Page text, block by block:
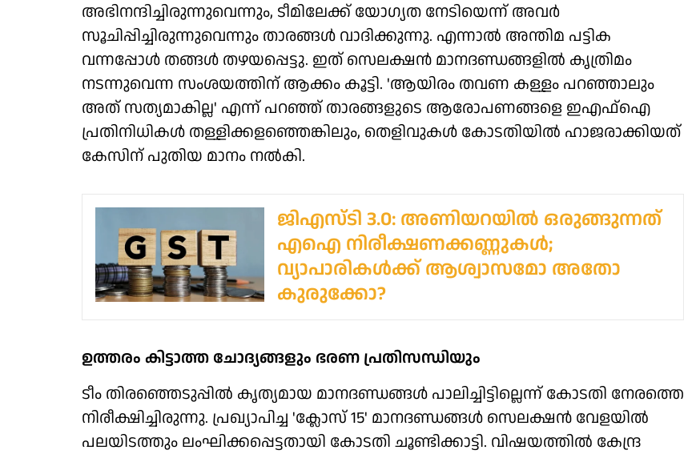
അഭിനന്ദിച്ചിരുന്നുവെന്നും, ടീമിലേക്ക് യോഗ്യത നേടിയെന്ന് അവര്‍
സൂചിപ്പിച്ചിരുന്നുവെന്നും താരങ്ങള്‍ വാദിക്കുന്നു. എന്നാല്‍ അന്തിമ പട്ടിക
വന്നപ്പോള്‍ തങ്ങള്‍ തഴയപ്പെട്ടു. ഇത് സെലക്ഷന്‍ മാനദണ്ഡങ്ങളില്‍ കൃത്രിമം
നടന്നുവെന്ന സംശയത്തിന് ആക്കം കൂട്ടി. 'ആയിരം തവണ കള്ളം പറഞ്ഞാലും
അത് സത്യമാകില്ല' എന്ന് പറഞ്ഞ് താരങ്ങളുടെ ആരോപണങ്ങളെ ഇഎഫ്‌ഐ
പ്രതിനിധികള്‍ തള്ളിക്കളഞ്ഞെങ്കിലും, തെളിവുകള്‍ കോടതിയില്‍ ഹാജരാക്കിയത്
കേസിന് പുതിയ മാനം നല്‍കി.
ജിഎസ്‌ടി 3.0: അണിയറയില്‍ ഒരുങ്ങുന്നത്
എഐ നിരീക്ഷണക്കണ്ണുകള്‍;
വ്യാപാരികള്‍ക്ക് ആശ്വാസമോ അതോ
കുരുക്കോ?
ഉത്തരം കിട്ടാത്ത ചോദ്യങ്ങളും ഭരണ പ്രതിസന്ധിയും
ടീം തിരഞ്ഞെടുപ്പില്‍ കൃത്യമായ മാനദണ്ഡങ്ങള്‍ പാലിച്ചിട്ടില്ലെന്ന് കോടതി നേരത്തെ
നിരീക്ഷിച്ചിരുന്നു. പ്രഖ്യാപിച്ച 'ക്ലോസ് 15' മാനദണ്ഡങ്ങള്‍ സെലക്ഷന്‍ വേളയില്‍
പലയിടത്തും ലംഘിക്കപ്പെട്ടതായി കോടതി ചൂണ്ടിക്കാട്ടി. വിഷയത്തില്‍ കേന്ദ്ര